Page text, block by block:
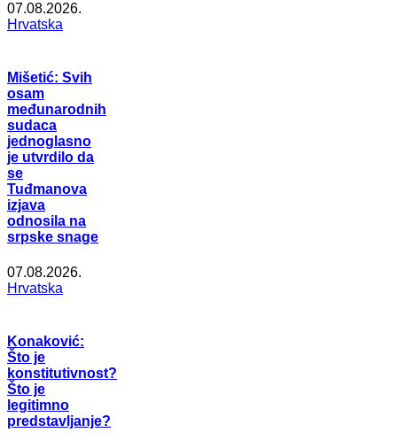
07.08.2026.
Hrvatska
Mišetić: Svih
osam
međunarodnih
sudaca
jednoglasno
je utvrdilo da
se
Tuđmanova
izjava
odnosila na
srpske snage
07.08.2026.
Hrvatska
Konaković:
Što je
konstitutivnost?
Što je
legitimno
predstavljanje?